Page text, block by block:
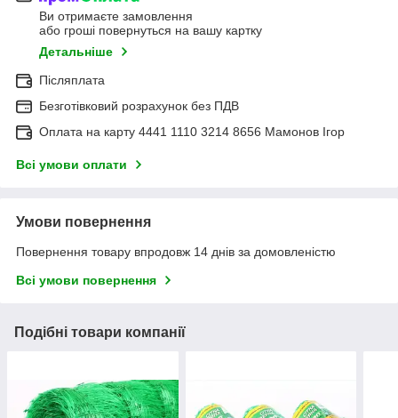
Ви отримаєте замовлення
або гроші повернуться на вашу картку
Детальніше
Післяплата
Безготівковий розрахунок без ПДВ
Оплата на карту 4441 1110 3214 8656 Мамонов Ігор
Всі умови оплати
Умови повернення
Повернення товару впродовж 14 днів за домовленістю
Всі умови повернення
Подібні товари компанії